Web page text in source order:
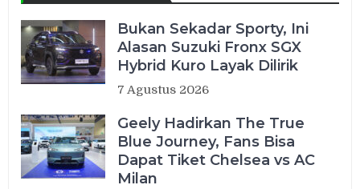
Bukan Sekadar Sporty, Ini
Alasan Suzuki Fronx SGX
Hybrid Kuro Layak Dilirik
7 Agustus 2026
Geely Hadirkan The True
Blue Journey, Fans Bisa
Dapat Tiket Chelsea vs AC
Milan